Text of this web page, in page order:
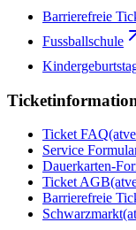
Barrierefreie
Fussballschule
Ticket FAQ
Service
Dauerkarten-
Ticket AGB
Barrierefreie
Schwarzmarkt